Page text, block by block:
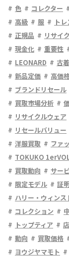
色
コレクター
高級
服 ト
正規品
リサイ
現金化
重要性
LEONARD
古
新品定価
高価
ブランドリセール
買取市場分析
リサイクルウェア
リセールバリュー
洋服買取
ファ
TOKUKO
買取動向
サー
限定モデル
証
ハリー・ウィンス
コレクション
トップティア
動向
買取価格
ヨウジヤマモト